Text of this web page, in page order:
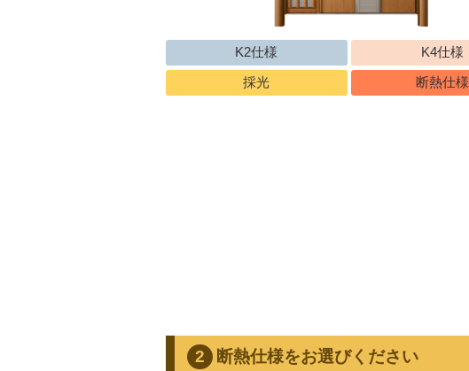
K2仕様
K4仕様
採光
断熱仕様
断熱仕様をお選びください